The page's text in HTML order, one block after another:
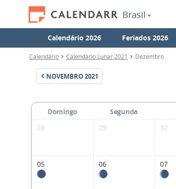
Brasil
Calendário 2026 Feriados 2026
Calendário Calendário Lunar 2021 Dezembro
NOVEMBRO2021
Domingo Segunda
28
29 30
05
06 07